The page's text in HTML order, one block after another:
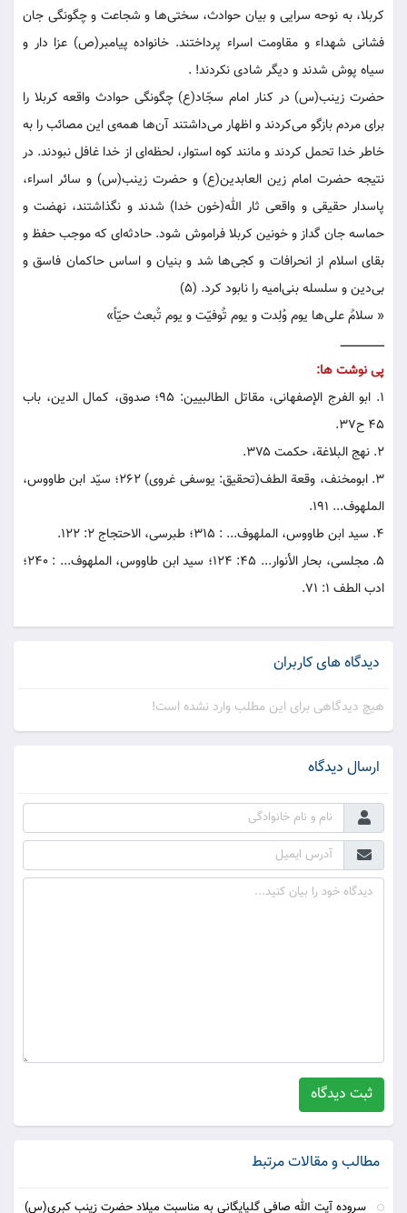
کربلا، به نوحه سرایی و بیان حوادث، سختی‌ها و شجاعت و چگونگی جان
فشانی شهداء و مقاومت اسراء پرداختند. خانواده پیامبر(ص) عزا دار و
سیاه پوش شدند و دیگر شادی نکردند! .
حضرت زینب(س) در کنار امام سجّاد(ع) چگونگی حوادث واقعه کربلا را
برای مردم بازگو می‌کردند و اظهار می‌داشتند آن‌ها همه‌ی این مصائب را به
خاطر خدا تحمل کردند و مانند کوه استوار، لحظه‌ای از خدا غافل نبودند. در
نتیجه حضرت امام زین العابدین(ع) و حضرت زینب(س) و سائر اسراء،
پاسدار حقیقی و واقعی ثار الله(خون خدا) شدند و نگذاشتند، نهضت و
حماسه جان گداز و خونین کربلا فراموش شود. حادثه‌ای که موجب حفظ و
بقای اسلام از انحرافات و کجی‌ها شد و بنیان و اساس حاکمان فاسق و
بی‌دین و سلسله بنی‌امیه را نابود کرد. (۵)
« سلامٌ علی‌ها یوم وُلِدت و یوم تٌوفیّت و یوم تٌبعث حیّاً»
ــــــــــــــــــــــــ
پی نوشت ‏‌ها:
۱. ابو الفرج الإصفهانی، مقاتل الطالبیین: ۹۵؛ صدوق، کمال الدین، باب
۴۵ ح۳۷.
۲. نهج البلاغة، حکمت ۳۷۵.
۳. ابومخنف، وقعة الطف(تحقیق: یوسفی غروی) ۲۶۲؛ سیّد ابن طاووس،
الملهوف... ۱۹۱.
۴. سید ابن طاووس، الملهوف... : ۳۱۵؛ طبرسی، الاحتجاج ۲: ۱۲۲.
۵. مجلسی، بحار الأنوار... ۴۵: ۱۲۴؛ سید ابن طاووس، الملهوف... : ۲۴۰؛
ادب الطف ۱: ۷۱.
دیدگاه های کاربران
هیچ دیدگاهی برای این مطلب وارد نشده است!
ارسال دیدگاه
ثبت دیدگاه
مطالب و مقالات مرتبط
سروده آیت الله صافی گلپایگانی به مناسبت میلاد حضرت زینب کبری(س)